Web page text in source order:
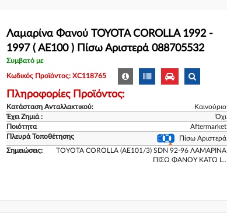
Λαμαρίνα Φανού TOYOTA COROLLA 1992 -
1997 ( AE100 ) Πίσω Αριστερά 088705532
Συμβατό με
Κωδικός Προϊόντος: XC118765
Πληροφορίες Προϊόντος:
Κατάσταση Ανταλλακτικού:
Καινούριο
Έχει Ζημιά :
Όχι
Ποιότητα
Aftermarket
Πλευρά Τοποθέτησης
Πίσω Αριστερά
Σημειώσεις:
TOYOTA COROLLA (AE101/3) SDN 92-96 ΛΑΜΑΡΙΝΑ
ΠΙΣΩ ΦΑΝΟΥ ΚΑΤΩ L..